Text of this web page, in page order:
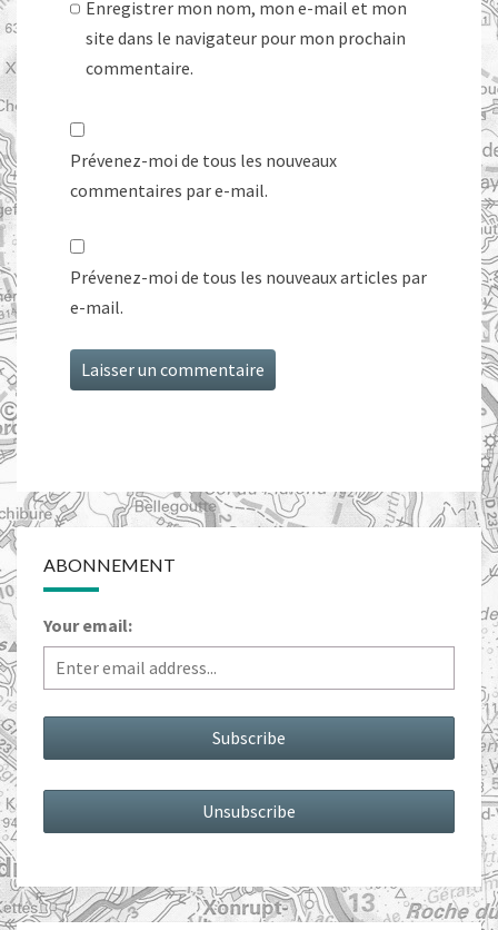
Enregistrer mon nom, mon e-mail et mon
site dans le navigateur pour mon prochain
commentaire.
Prévenez-moi de tous les nouveaux
commentaires par e-mail.
Prévenez-moi de tous les nouveaux articles par
e-mail.
ABONNEMENT
Your email: